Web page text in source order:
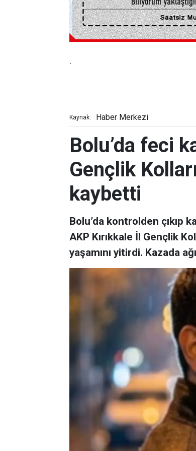
.
Kaynak: Haber Merkezi
Bolu’da feci
Gençlik
kaybetti
Bolu’da kontrolden çıkıp
AKP Kırıkkale İl Gençlik
yaşamını yitirdi. Kazada